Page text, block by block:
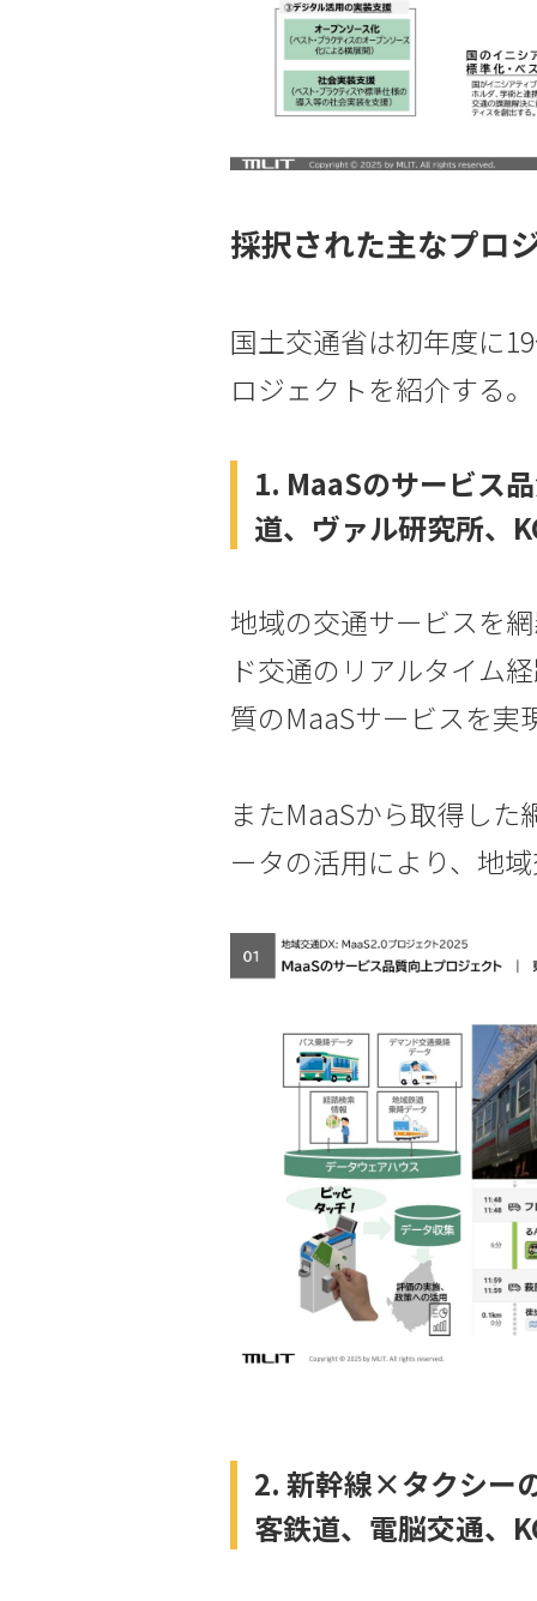
採択された主なプロ
国土交通省は初年度に
ロジェクトを紹介する。
1. MaaSのサービス
道、ヴァル研究所、
地域の交通サービスを
ド交通のリアルタイム
質のMaaSサービスを実
またMaaSから取得し
ータの活用により、地
2. 新幹線×タクシー
客鉄道、電脳交通、